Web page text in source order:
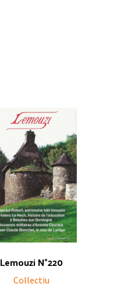
Lemouzi N°220
Collectiu